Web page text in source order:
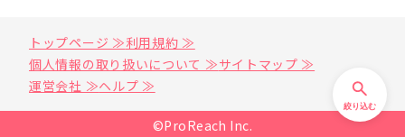
絞り込む
トップページ ≫利用規約 ≫
個人情報の取り扱いについて ≫サイトマップ ≫
運営会社 ≫ヘルプ ≫
©ProReach Inc.